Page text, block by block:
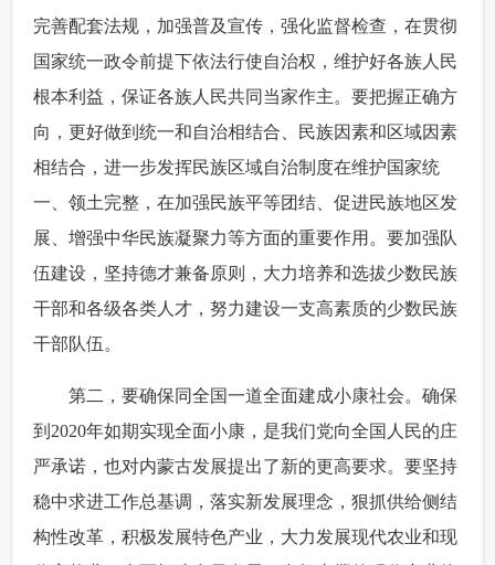
完善配套法规，加强普及宣传，强化监督检查，在贯彻
国家统一政令前提下依法行使自治权，维护好各族人民
根本利益，保证各族人民共同当家作主。要把握正确方
向，更好做到统一和自治相结合、民族因素和区域因素
相结合，进一步发挥民族区域自治制度在维护国家统
一、领土完整，在加强民族平等团结、促进民族地区发
展、增强中华民族凝聚力等方面的重要作用。要加强队
伍建设，坚持德才兼备原则，大力培养和选拔少数民族
干部和各级各类人才，努力建设一支高素质的少数民族
干部队伍。
第二，要确保同全国一道全面建成小康社会。确保
到2020年如期实现全面小康，是我们党向全国人民的庄
严承诺，也对内蒙古发展提出了新的更高要求。要坚持
稳中求进工作总基调，落实新发展理念，狠抓供给侧结
构性改革，积极发展特色产业，大力发展现代农业和现